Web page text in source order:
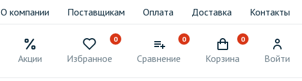
О компании Поставщикам Оплата Доставка Контакты
Акции
0
Избранное
0
Сравнение
0
Корзина Войти